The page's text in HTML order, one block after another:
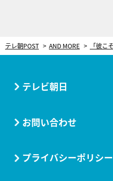
テレ朝POST AND MORE
テレビ朝日
お問い合わせ
プライバシーポリシー